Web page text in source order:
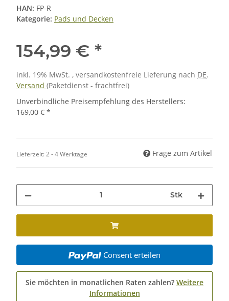
HAN: FP-R
Kategorie: Pads und Decken
154,99 € *
inkl. 19% MwSt. , versandkostenfreie Lieferung nach DE.
Versand (Paketdienst - frachtfrei)
Unverbindliche Preisempfehlung des Herstellers:
169,00 € *
Lieferzeit:2 - 4 Werktage Frage zum Artikel
Stk
Consent erteilen
Sie möchten in monatlichen Raten zahlen? Weitere
Informationen